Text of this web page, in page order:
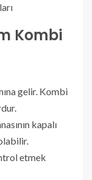
Kombi
gelir. Kombi
kapalı
etmek